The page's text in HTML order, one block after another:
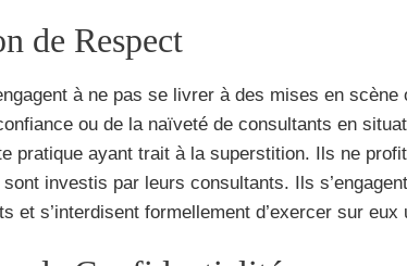
de Respect
à ne pas se livrer à des mises en
ou de la naïveté de consultants en
pratique ayant trait à la superstition. Ils ne
investis par leurs consultants. Ils
et s’interdisent formellement d’exercer sur eux